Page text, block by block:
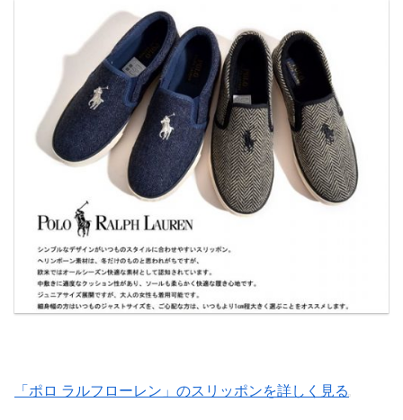
「ポロ ラルフローレン」のスリッポンを詳しく見る